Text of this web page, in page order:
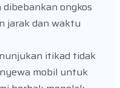
dibebankan ongkos
jarak dan waktu
itikad tidak
mobil untuk